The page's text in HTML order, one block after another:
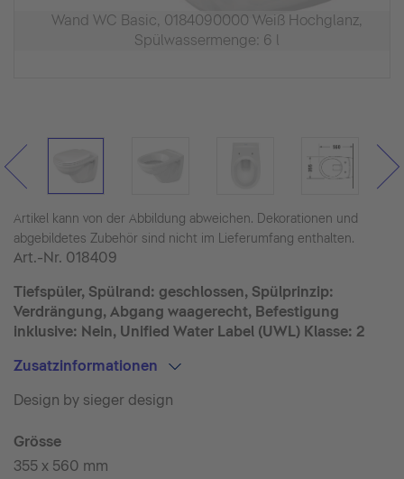
Wand WC Basic, 0184090000 Weiß Hochglanz,
Spülwassermenge: 6 l
Artikel kann von der Abbildung abweichen. Dekorationen und
abgebildetes Zubehör sind nicht im Lieferumfang enthalten.
Art.-Nr. 018409
Tiefspüler, Spülrand: geschlossen, Spülprinzip:
Verdrängung, Abgang waagerecht, Befestigung
inklusive: Nein, Unified Water Label (UWL) Klasse: 2
Zusatzinformationen
Design by sieger design
Grösse
355 x 560 mm